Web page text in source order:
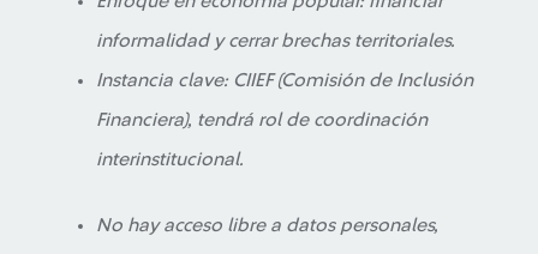
informalidad y cerrar brechas territoriales.
Instancia clave: CIIEF (Comisión de Inclusión
Financiera), tendrá rol de coordinación
interinstitucional.
No hay acceso libre a datos personales,